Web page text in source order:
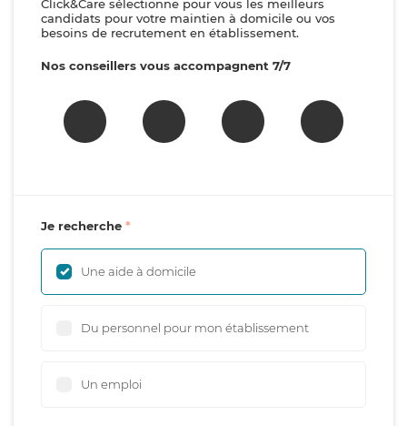
Click&Care sélectionne pour vous les meilleurs
candidats pour votre maintien à domicile ou vos
besoins de recrutement en établissement.
Nos conseillers vous accompagnent 7/7
Je recherche
Une aide à domicile
Du personnel pour mon établissement
Un emploi